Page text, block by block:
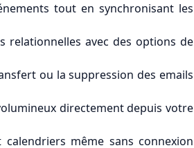
tout en synchronisant les
relationnelles avec des options de
ou la suppression des emails
directement depuis votre
même sans connexion